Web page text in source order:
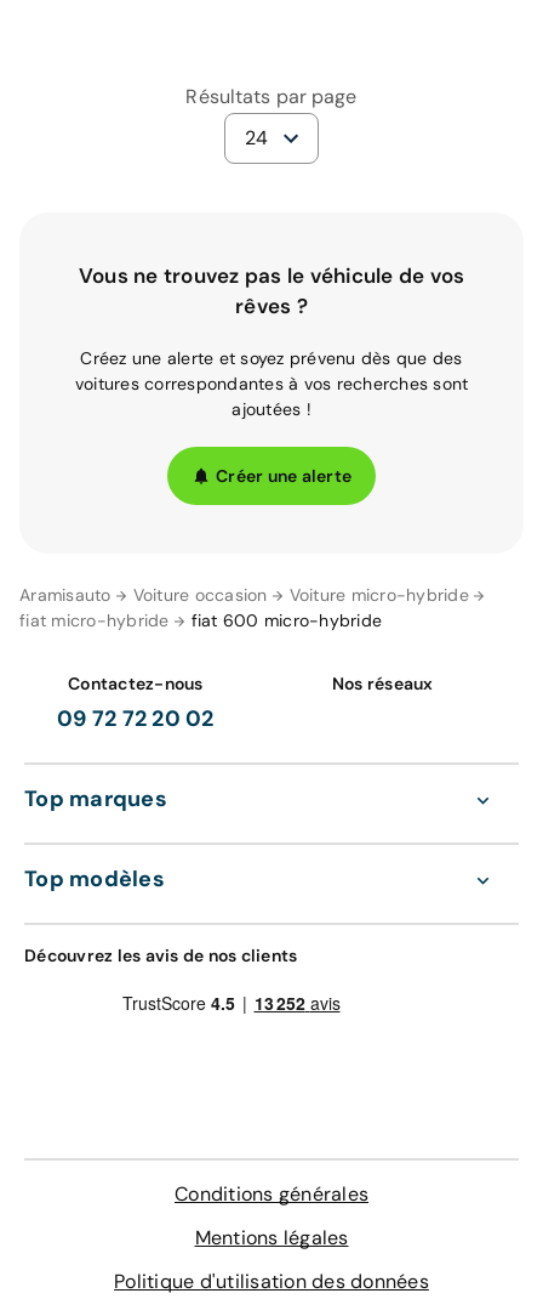
Aramisauto Voiture occasion
Voiture micro-hybride
fiat micro-hybride
fiat 600 micro-hybride
Résultats par page
24
Vous ne trouvez pas le véhicule de vos
rêves ?
Créez une alerte et soyez prévenu dès que des
voitures correspondantes à vos recherches sont
ajoutées !
Créer une alerte
Contactez-nous
09 72 72 20 02
Nos réseaux
Top marques
Top modèles
Découvrez les avis de nos clients
Conditions générales
Mentions légales
Politique d'utilisation des données